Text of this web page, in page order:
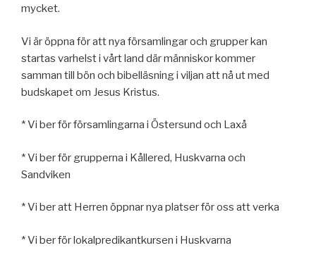
mycket.
Vi är öppna för att nya församlingar och grupper kan
startas varhelst i vårt land där människor kommer
samman till bön och bibelläsning i viljan att nå ut med
budskapet om Jesus Kristus.
* Vi ber för församlingarna i Östersund och Laxå
* Vi ber för grupperna i Kållered, Huskvarna och
Sandviken
* Vi ber att Herren öppnar nya platser för oss att verka
* Vi ber för lokalpredikantkursen i Huskvarna